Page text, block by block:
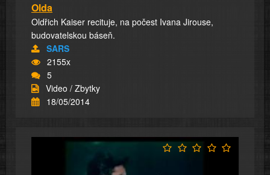
Olda
Oldřich Kaiser recituje, na počest Ivana Jirouse,
budovatelskou báseň.
SARS
2155x
5
Video / Zbytky
18/05/2014